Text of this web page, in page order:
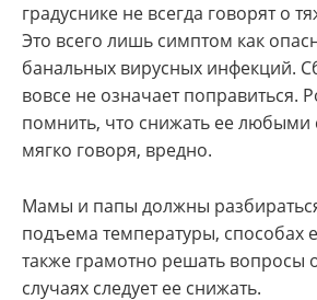
градуснике не всегда говорят о
Это всего лишь симптом как
банальных вирусных инфекций.
вовсе не означает поправиться.
помнить, что снижать ее любыми
мягко говоря, вредно.
Мамы и папы должны
подъема температуры, способах
также грамотно решать вопросы
случаях следует ее снижать.